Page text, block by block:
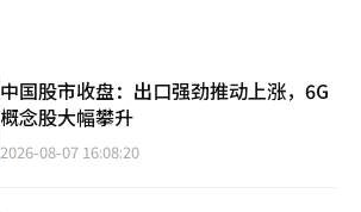
中国股市收盘：出口强劲推动上涨，6G
概念股大幅攀升
2026-08-07 16:08:20